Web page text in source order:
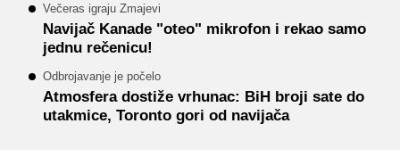
Večeras igraju Zmajevi
Navijač Kanade "oteo" mikrofon i rekao samo
jednu rečenicu!
Odbrojavanje je počelo
Atmosfera dostiže vrhunac: BiH broji sate do
utakmice, Toronto gori od navijača